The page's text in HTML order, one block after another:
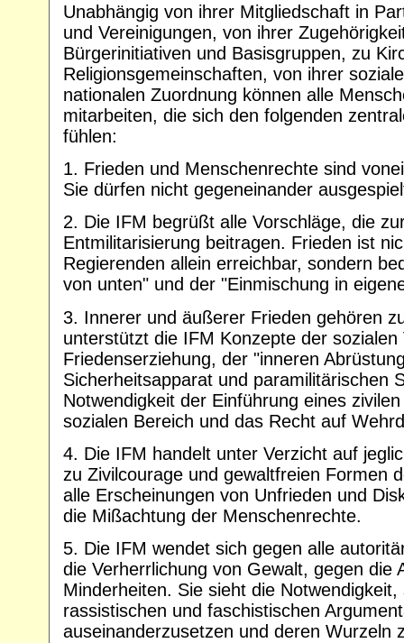
Unabhängig von ihrer Mitgliedschaft in
und Vereinigungen, von ihrer
Bürgerinitiativen und Basisgruppen, zu
Religionsgemeinschaften, von ihrer
nationalen Zuordnung können alle
mitarbeiten, die sich den folgenden
fühlen:
1. Frieden und Menschenrechte sind
Sie dürfen nicht gegeneinander
2. Die IFM begrüßt alle Vorschläge, die
Entmilitarisierung beitragen. Frieden ist
Regierenden allein erreichbar, sondern
von unten" und der "Einmischung in
3. Innerer und äußerer Frieden gehören
unterstützt die IFM Konzepte der sozialen
Friedenserziehung, der "inneren
Sicherheitsapparat und paramilitärischen
Notwendigkeit der Einführung eines
sozialen Bereich und das Recht auf
4. Die IFM handelt unter Verzicht auf
zu Zivilcourage und gewaltfreien Formen
alle Erscheinungen von Unfrieden und
die Mißachtung der Menschenrechte.
5. Die IFM wendet sich gegen alle
die Verherrlichung von Gewalt, gegen die
Minderheiten. Sie sieht die
rassistischen und faschistischen
auseinanderzusetzen und deren Wurzeln